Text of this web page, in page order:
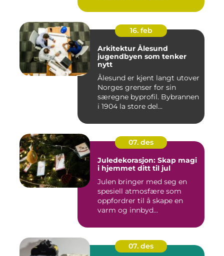
16. feb
Arkitektur Ålesund
jugendbyen som tenker
nytt
Ålesund er kjent langt utover
Norges grenser for sin
særegne byprofil. Bybrannen
i 1904 la store del...
07. des
Juledekorasjon: Skap magi
i hjemmet ditt til jul
Julen bringer med seg en
spesiell atmosfære som
oppfordrer til å skape en
varm og innbyd...
07. des